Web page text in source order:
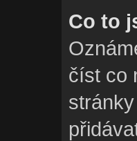
Co to
číst co